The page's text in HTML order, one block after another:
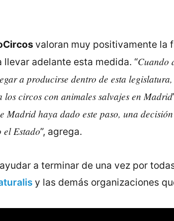
valoran muy positivamente la
llevar adelante esta medida. “Cuando
a producirse dentro de esta
los circos con animales salvajes en Madrid
Madrid haya dado este paso, una
el Estado”, agrega.
a terminar de una vez por
y las demás organizaciones